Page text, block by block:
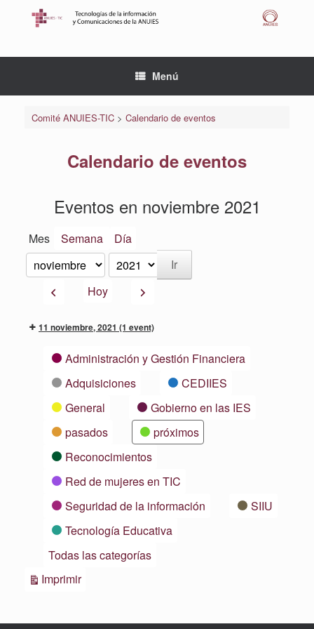
Menú
Comité ANUIES-TIC> Calendario de eventos
Calendario de eventos
Eventos en noviembre 2021
Mes Semana Día
Mes
Año
AnteriorHoy Siguiente
11 noviembre, 2021 (1 event)
CategoríasAdministración y Gestión Financiera
Adquisiciones
CEDIIES
General
Gobierno en las IES
pasados
próximos
Reconocimientos
Red de mujeres en TIC
Seguridad de la información
SIIU
Tecnología Educativa
Todas las categorías
ImprimirVistas